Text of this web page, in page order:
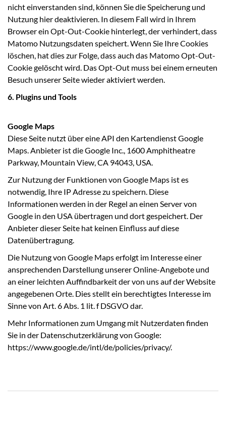
nicht einverstanden sind, können Sie die Speicherung und
Nutzung hier deaktivieren. In diesem Fall wird in Ihrem
Browser ein Opt-Out-Cookie hinterlegt, der verhindert, dass
Matomo Nutzungsdaten speichert. Wenn Sie Ihre Cookies
löschen, hat dies zur Folge, dass auch das Matomo Opt-Out-
Cookie gelöscht wird. Das Opt-Out muss bei einem erneuten
Besuch unserer Seite wieder aktiviert werden.
6. Plugins und Tools
Google Maps
Diese Seite nutzt über eine API den Kartendienst Google
Maps. Anbieter ist die Google Inc., 1600 Amphitheatre
Parkway, Mountain View, CA 94043, USA.
Zur Nutzung der Funktionen von Google Maps ist es
notwendig, Ihre IP Adresse zu speichern. Diese
Informationen werden in der Regel an einen Server von
Google in den USA übertragen und dort gespeichert. Der
Anbieter dieser Seite hat keinen Einfluss auf diese
Datenübertragung.
Die Nutzung von Google Maps erfolgt im Interesse einer
ansprechenden Darstellung unserer Online-Angebote und
an einer leichten Auffindbarkeit der von uns auf der Website
angegebenen Orte. Dies stellt ein berechtigtes Interesse im
Sinne von Art. 6 Abs. 1 lit. f DSGVO dar.
Mehr Informationen zum Umgang mit Nutzerdaten finden
Sie in der Datenschutzerklärung von Google:
https://www.google.de/intl/de/policies/privacy/.